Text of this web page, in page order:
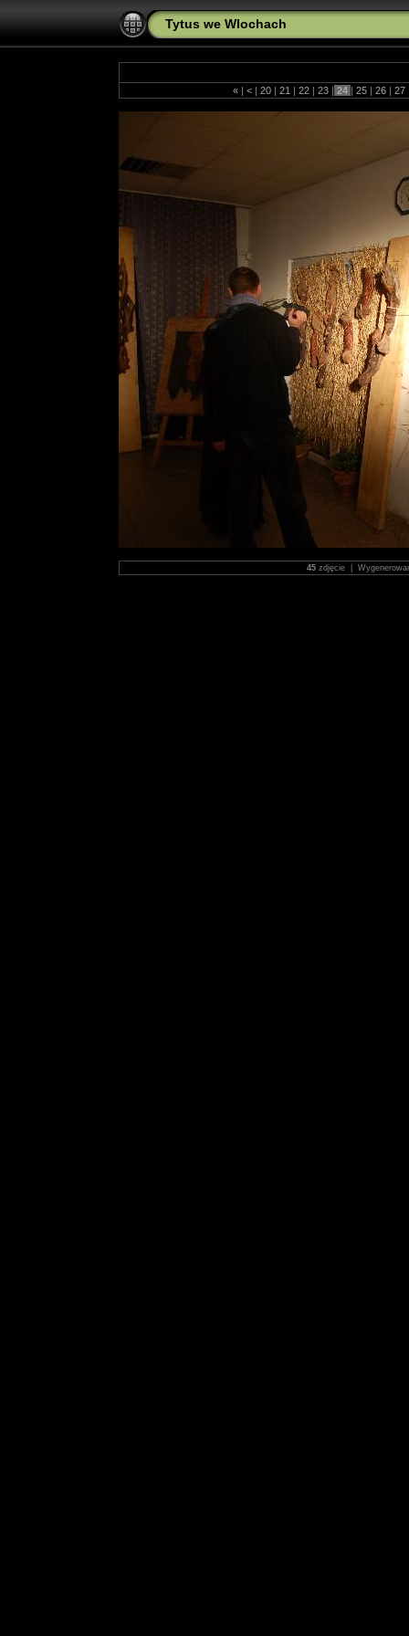
Tytus we Wlochach
« | < | 20 | 21 | 22 | 23 | 24 | 25 | 26 | 27
45 zdjęcie |